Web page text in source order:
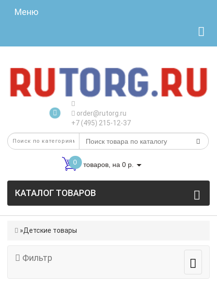
Меню
order@rutorg.ru
+7 (495) 215-12-37
0 товаров, на 0 р.
КАТАЛОГ ТОВАРОВ
Детские товары
Фильтр